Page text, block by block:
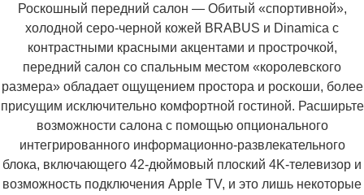
Роскошный передний салон — Обитый «спортивной»,
холодной серо-черной кожей BRABUS и Dinamica с
контрастными красными акцентами и прострочкой,
передний салон со спальным местом «королевского
размера» обладает ощущением простора и роскоши, более
присущим исключительно комфортной гостиной. Расширьте
возможности салона с помощью опционального
интегрированного информационно-развлекательного
блока, включающего 42-дюймовый плоский 4K-телевизор и
возможность подключения Apple TV, и это лишь некоторые